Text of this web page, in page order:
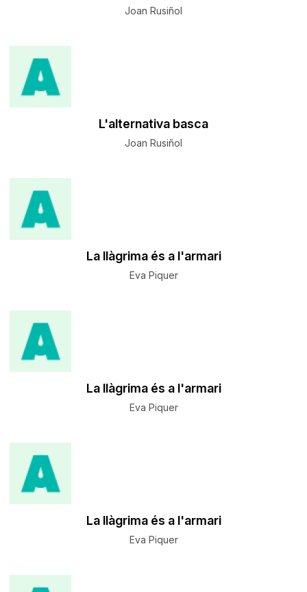
Joan Rusiñol
L'alternativa basca
Joan Rusiñol
La llàgrima és a l'armari
Eva Piquer
La llàgrima és a l'armari
Eva Piquer
La llàgrima és a l'armari
Eva Piquer